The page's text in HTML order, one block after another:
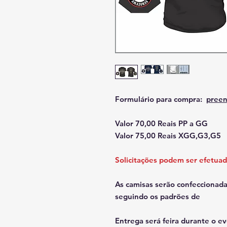
Formulário para compra:
Valor 70,00 Reais PP a GG
Valor 75,00 Reais XGG,G3,G5
Solicitações podem ser
As camisas serão
seguindo os padrões de
Entrega será feira durante o